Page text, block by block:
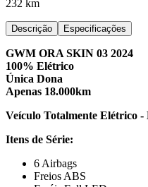
232 km
Descrição Especificações
GWM ORA SKIN 03 2024
100% Elétrico
Única Dona
Apenas 18.000km
Veículo Totalmente Elétrico -
Itens de Série:
6 Airbags
Freios ABS